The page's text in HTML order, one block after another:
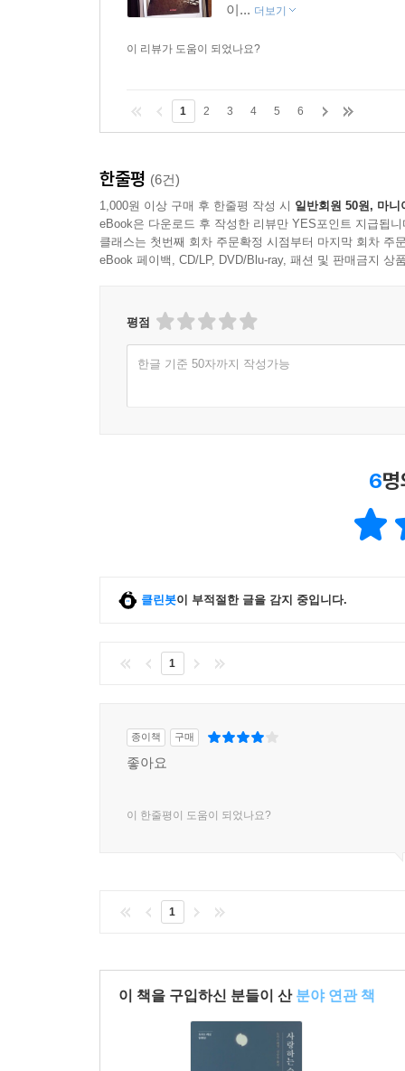
이... 더보기
이 리뷰가 도움이 되었나요?
1 2 3 4 5 6
한줄평 (6건)
1,000원 이상 구매 후 한줄평 작성 시 일반회원 50원, 마니
eBook은 다운로드 후 작성한 리뷰만 YES포인트 지급됩니
클래스는 첫번째 회차 주문확정 시점부터 마지막 회차 주
eBook 페이백, CD/LP, DVD/Blu-ray, 패션 및 판매금지 상
평점
한글 기준 50자까지 작성가능
6
클린봇이 부적절한 글을 감지 중입니다.
1
종이책 구매
좋아요
이 한줄평이 도움이 되었나요?
1
이 책을 구입하신 분들이 산 분야 연관 책